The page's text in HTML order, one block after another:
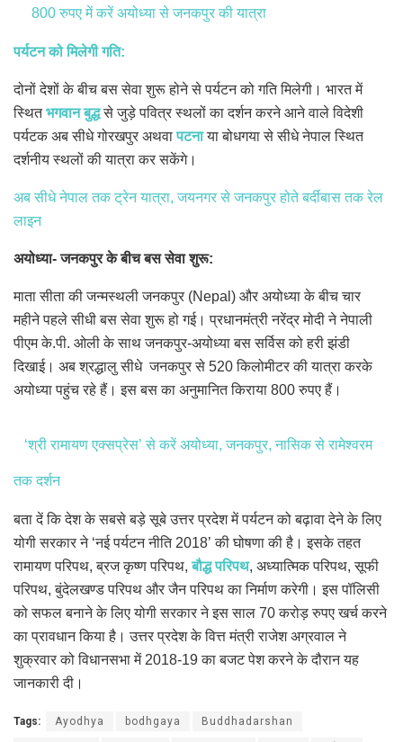
800 रुपए में करें अयोध्या से जनकपुर की यात्रा
पर्यटन को मिलेगी गति:
दोनों देशों के बीच बस सेवा शुरू होने से पर्यटन को गति मिलेगी। भारत में
स्थितभगवान बुद्धसे जुड़े पवित्र स्थलों का दर्शन करने आने वाले विदेशी
पर्यटक अब सीधे गोरखपुर अथवापटनाया बोधगया से सीधे नेपाल स्थित
दर्शनीय स्थलों की यात्रा कर सकेंगे।
अब सीधे नेपाल तक ट्रेन यात्रा, जयनगर से जनकपुर होते बर्दीबास तक रेल
लाइन
अयोध्या- जनकपुर के बीच बस सेवा शुरू:
माता सीता की जन्मस्थली जनकपुर (Nepal) और अयोध्या के बीच चार
महीने पहले सीधी बस सेवा शुरू हो गई। प्रधानमंत्री नरेंद्र मोदी ने नेपाली
पीएम के.पी. ओली के साथ जनकपुर-अयोध्या बस सर्विस को हरी झंडी
दिखाई। अब श्रद्धालु सीधे जनकपुर से 520 किलोमीटर की यात्रा करके
अयोध्या पहुंच रहे हैं। इस बस का अनुमानित किराया 800 रुपए हैं।
‘श्री रामायण एक्सप्रेस’ से करें अयोध्या, जनकपुर, नासिक से रामेश्वरम
तक दर्शन
बता दें कि देश के सबसे बड़े सूबे उत्तर प्रदेश में पर्यटन को बढ़ावा देने के लिए
योगी सरकार ने ‘नई पर्यटन नीति 2018’ की घोषणा की है। इसके तहत
रामायण परिपथ, ब्रज कृष्ण परिपथ,बौद्ध परिपथ, अध्यात्मिक परिपथ, सूफी
परिपथ, बुंदेलखण्ड परिपथ और जैन परिपथ का निर्माण करेगी। इस पॉलिसी
को सफल बनाने के लिए योगी सरकार ने इस साल 70 करोड़ रुपए खर्च करने
का प्रावधान किया है। उत्तर प्रदेश के वित्त मंत्री राजेश अग्रवाल ने
शुक्रवार को विधानसभा में 2018-19 का बजट पेश करने के दौरान यह
जानकारी दी।
Tags: Ayodhya bodhgaya Buddhadarshan